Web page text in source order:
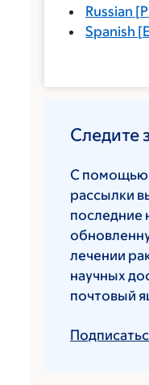
Russian [
Spanish [
Следите
С помощью
рассылки
последние
лечении
научных
почтовый